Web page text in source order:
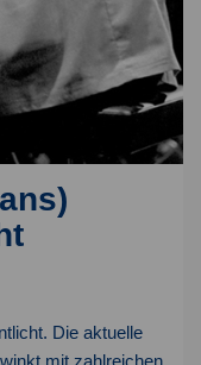
Die aktuelle